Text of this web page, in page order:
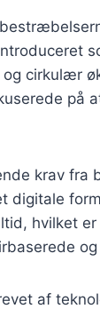
cirkulær
på
krav fra
digitale
hvilket
af